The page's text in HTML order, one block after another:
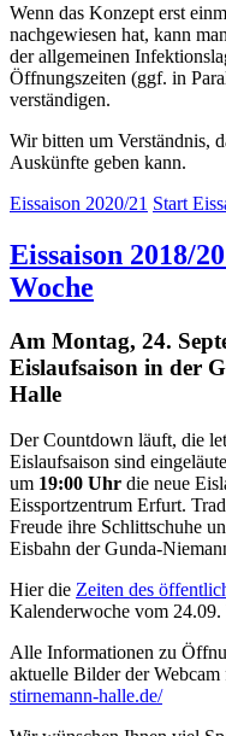
Wenn das Konzept erst
nachgewiesen hat, kann
der allgemeinen
Öffnungszeiten (ggf. in
verständigen.
Wir bitten um Verständnis,
Auskünfte geben kann.
Eissaison 2020/21 Start
Eissaison 2018/
Woche
Am Montag, 24.
Eislaufsaison in der
Halle
Der Countdown läuft, die
Eislaufsaison sind
um 19:00 Uhr die neue
Eissportzentrum Erfurt.
Freude ihre Schlittschuhe
Eisbahn der Gunda-
Hier die Zeiten des
Kalenderwoche vom 24.09.
Alle Informationen zu
aktuelle Bilder der
stirnemann-halle.de/